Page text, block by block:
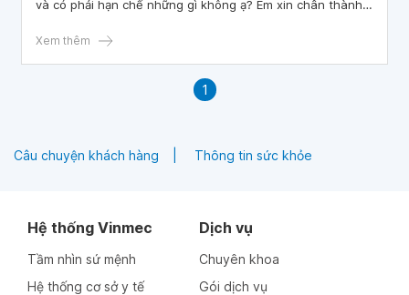
và có phải hạn chế những gì không ạ? Em xin chân thành
Xem thêm
1
Câu chuyện khách hàng Thông tin sức khỏe
Hệ thống Vinmec
Tầm nhìn sứ mệnh
Hệ thống cơ sở y tế
Dịch vụ
Chuyên khoa
Gói dịch vụ